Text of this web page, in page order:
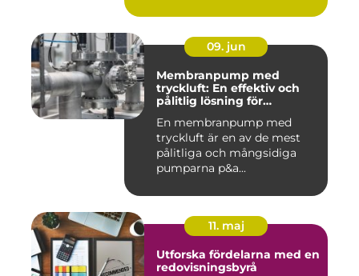
09. jun
Membranpump med
tryckluft: En effektiv och
pålitlig lösning för
En membranpump med
tryckluft är en av de mest
pålitliga och mångsidiga
pumparna p&a...
11. maj
Utforska fördelarna med en
redovisningsbyrå